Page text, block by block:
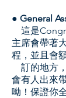
● General
這是
主席會帶著
程，並且會
訂的地方
會有人出來
呦！保證你